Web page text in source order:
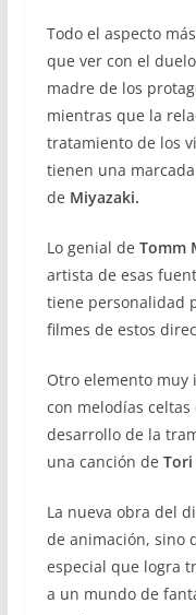
Todo el aspecto
que ver con el
madre de los
mientras que la
tratamiento de los
tienen una
de Miyazaki.
Lo genial de Tomm
artista de esas
tiene personalidad
filmes de estos
Otro elemento muy
con melodías
desarrollo de la
una canción de Tori
La nueva obra del
de animación, sino
especial que logra
a un mundo de